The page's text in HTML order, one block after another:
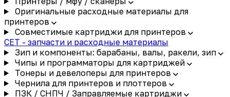
Оригинальные расходные материалы для
принтеров
Совместимые картриджи для принтеров
CET - запчасти и расходные материалы
Зип и компоненты: барабаны, валы, ракели, зип
Чипы и программаторы для картриджей
Тонеры и девелоперы для принтеров
Чернила для принтеров и плоттеров
ПЗК / СНПЧ / Заправляемые картриджи